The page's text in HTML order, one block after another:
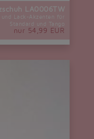
LA0006TW
Lack-Akzenten für
Standard und Tango
nur 54,99 EUR